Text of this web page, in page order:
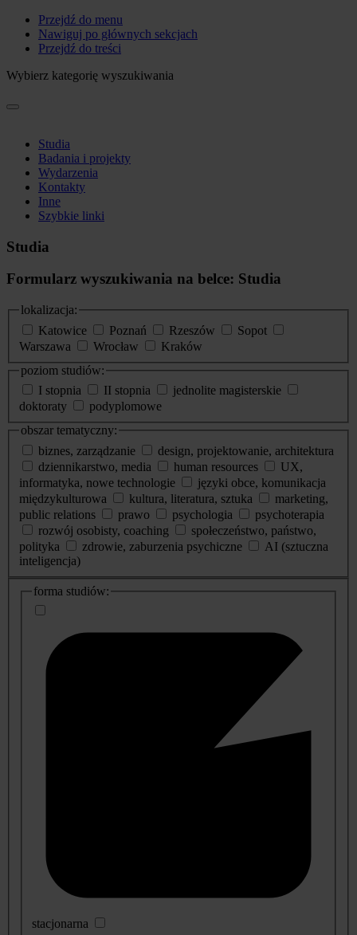
Przejdź do menu
Nawiguj po głównych sekcjach
Przejdź do treści
Wybierz kategorię wyszukiwania
Studia
Badania i projekty
Wydarzenia
Kontakty
Inne
Szybkie linki
Studia
Formularz wyszukiwania na belce: Studia
lokalizacja:
Katowice
Poznań Rzeszów
Sopot
Warszawa
Wrocław
Kraków
poziom studiów:
I stopnia
II stopnia
jednolite magisterskie
doktoraty
podyplomowe
obszar tematyczny:
biznes, zarządzanie
design, projektowanie, architektura
dziennikarstwo, media
human resources
UX,
informatyka, nowe technologie
języki obce, komunikacja
międzykulturowa
kultura, literatura, sztuka
marketing,
public relations
prawo psychologia
psychoterapia
rozwój osobisty, coaching
społeczeństwo, państwo,
polityka
zdrowie, zaburzenia psychiczne
AI (sztuczna
inteligencja)
dodatkowe
informacje
forma studiów:
stacjonarna